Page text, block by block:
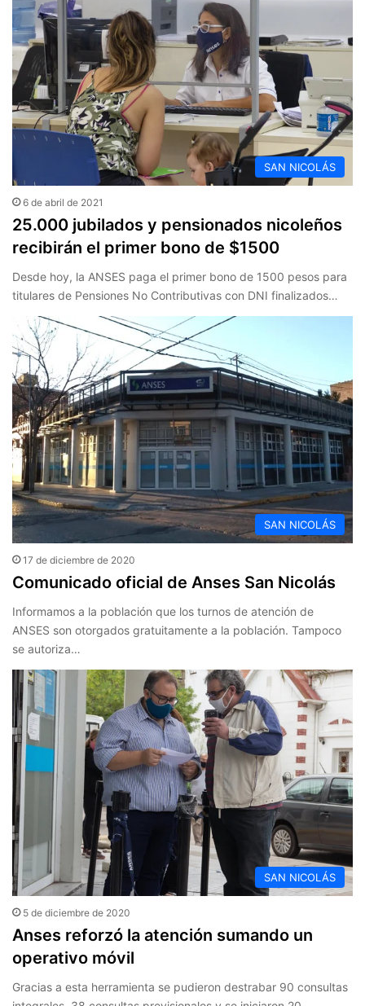
SAN NICOLÁS
6 de abril de 2021
25.000 jubilados y pensionados nicoleños
recibirán el primer bono de $1500
Desde hoy, la ANSES paga el primer bono de 1500 pesos para
titulares de Pensiones No Contributivas con DNI finalizados…
SAN NICOLÁS
17 de diciembre de 2020
Comunicado oficial de Anses San Nicolás
Informamos a la población que los turnos de atención de
ANSES son otorgados gratuitamente a la población. Tampoco
se autoriza…
SAN NICOLÁS
5 de diciembre de 2020
Anses reforzó la atención sumando un
operativo móvil
Gracias a esta herramienta se pudieron destrabar 90 consultas